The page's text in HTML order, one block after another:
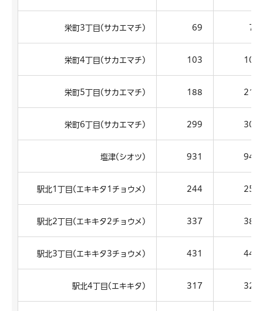
栄町3丁目(サカエマチ) 69 73
栄町4丁目(サカエマチ) 103 106
栄町5丁目(サカエマチ) 188 213
栄町6丁目(サカエマチ) 299 308
塩津(シオツ) 931 949
駅北1丁目(エキキタ1チョウメ) 244 258
駅北2丁目(エキキタ2チョウメ) 337 385
駅北3丁目(エキキタ3チョウメ) 431 445
駅北4丁目(エキキタ) 317 325